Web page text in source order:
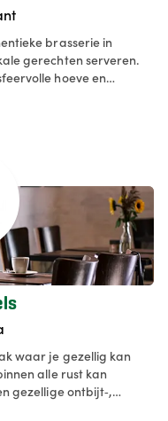
brasserie in
gerechten serveren.
hoeve en
naar gastvrijheid,
met bloem van
waar je gezellig kan
alle rust kan